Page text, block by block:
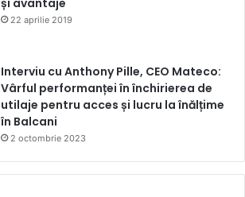
și avantaje
22 aprilie 2019
Interviu cu Anthony Pille, CEO Mateco:
Vârful performanței în închirierea de
utilaje pentru acces și lucru la înălțime
în Balcani
2 octombrie 2023